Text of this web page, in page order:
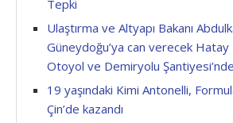
Tepki
Ulaştırma ve Altyapı Bakanı
Güneydoğu’ya can verecek
Otoyol ve Demiryolu Şantiyesi’nde
19 yaşındaki Kimi Antonelli,
Çin’de kazandı